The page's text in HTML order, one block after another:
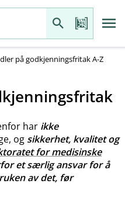
på godkjenningsfritak A-Z
har ikke
og sikkerhet, kvalitet og
for medisinske
et særlig ansvar for å
av det, før